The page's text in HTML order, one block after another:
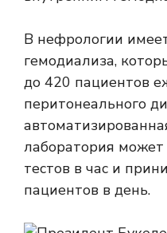
В нефрологии
гемодиализа,
до 420 пациентов
перитонеального
лаборатория
тестов в час и
пациентов в день.